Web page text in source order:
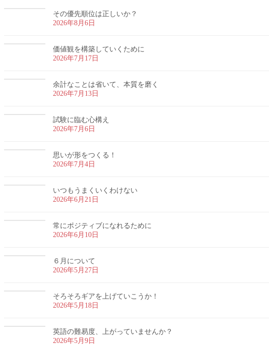
その優先順位は正しいか？
2026年8月6日
価値観を構築していくために
2026年7月17日
余計なことは省いて、本質を磨く
2026年7月13日
試験に臨む心構え
2026年7月6日
思いが形をつくる！
2026年7月4日
いつもうまくいくわけない
2026年6月21日
常にポジティブになれるために
2026年6月10日
６月について
2026年5月27日
そろそろギアを上げていこうか！
2026年5月18日
英語の難易度、上がっていませんか？
2026年5月9日